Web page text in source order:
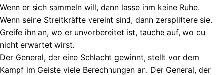
Wenn er sich sammeln will, dann lasse ihm keine Ruhe.
Wenn seine Streitkräfte vereint sind, dann zersplittere sie.
Greife ihn an, wo er unvorbereitet ist, tauche auf, wo du
nicht erwartet wirst.
Der General, der eine Schlacht gewinnt, stellt vor dem
Kampf im Geiste viele Berechnungen an. Der General, der